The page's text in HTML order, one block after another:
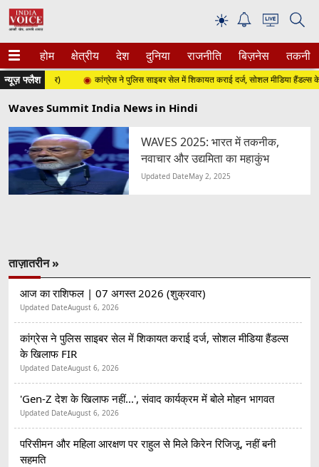
☀
होम क्षेत्रीय देश दुनिया राजनीति बिज़नेस तकनीक
न्यूज़ फ्लैश
(शुक्रवार) कांग्रेस ने पुलिस साइबर सेल में शिकायत कराई दर्ज, सोशल मीडिया हैंडल्स के
Waves Summit India News in Hindi
WAVES 2025: भारत में तकनीक,
नवाचार और उद्यमिता का महाकुंभ
Updated DateMay 2, 2025
ताज़ातरीन »
आज का राशिफल | 07 अगस्त 2026 (शुक्रवार)
Updated DateAugust 6, 2026
कांग्रेस ने पुलिस साइबर सेल में शिकायत कराई दर्ज, सोशल मीडिया हैंडल्स
के खिलाफ FIR
Updated DateAugust 6, 2026
'Gen-Z देश के खिलाफ नहीं...', संवाद कार्यक्रम में बोले मोहन भागवत
Updated DateAugust 6, 2026
परिसीमन और महिला आरक्षण पर राहुल से मिले किरेन रिजिजू, नहीं बनी
सहमति